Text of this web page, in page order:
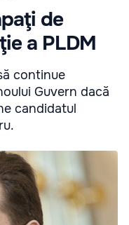
de
a PLDM
continue
Guvern dacă
candidatul